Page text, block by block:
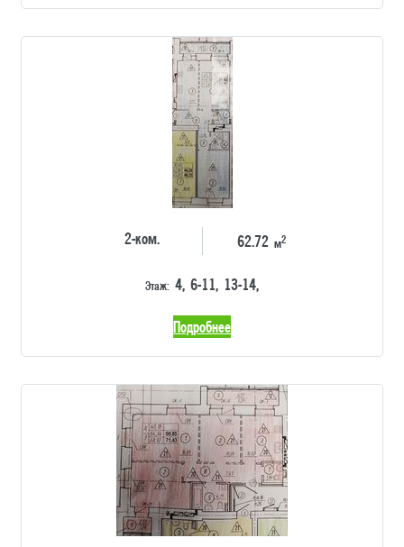
2-ком. 62.72 м2
Этаж: 4, 6-11, 13-14,
Подробнее